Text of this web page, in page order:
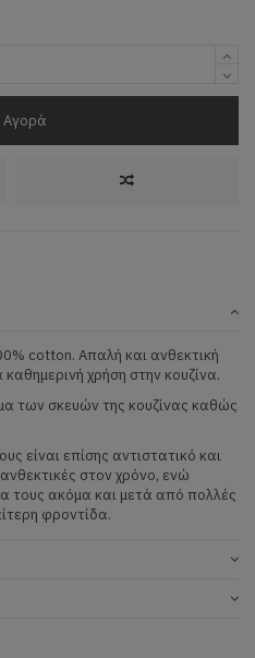
Αγορά
cotton. Απαλή και ανθεκτική
χρήση στην κουζίνα.
των σκευών της κουζίνας καθώς
είναι επίσης αντιστατικό και
στον χρόνο, ενώ
τους ακόμα και μετά από πολλές
φροντίδα.